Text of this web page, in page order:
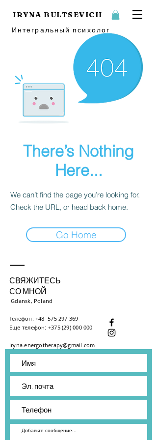
IRYNA BULTSEVICH
Интегральный психолог
There’s Nothing
Here...
We can’t find the page you’re looking for.
Check the URL, or head back home.
Go Home
СВЯЖИТЕСЬ
СО МНОЙ
Gdansk, Poland
Телефон: +48575 297 369
Еще телефон: +375 (29) 000 000
iryna.energotherapy​@gmail.com